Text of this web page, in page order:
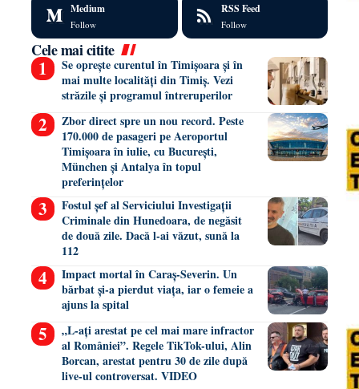
Medium
Follow
RSS Feed
Follow
Cele mai citite
Se oprește curentul în Timișoara și în
mai multe localități din Timiș. Vezi
străzile și programul întreruperilor
Zbor direct spre un nou record. Peste
170.000 de pasageri pe Aeroportul
Timișoara în iulie, cu București,
München și Antalya în topul
preferințelor
Fostul șef al Serviciului Investigații
Criminale din Hunedoara, de negăsit
de două zile. Dacă l-ai văzut, sună la
112
Impact mortal în Caraș-Severin. Un
bărbat și-a pierdut viața, iar o femeie a
ajuns la spital
„L-ați arestat pe cel mai mare infractor
al României”. Regele TikTok-ului, Alin
Borcan, arestat pentru 30 de zile după
live-ul controversat. VIDEO